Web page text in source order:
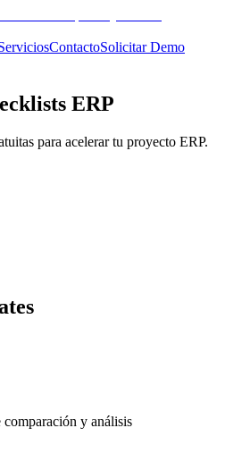
ContactoSolicitar Demo
ERP
para acelerar tu proyecto ERP.
comparación y análisis